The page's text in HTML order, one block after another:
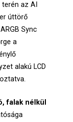
az AI
úttörő
Sync
a
alakú LCD
falak nélkül